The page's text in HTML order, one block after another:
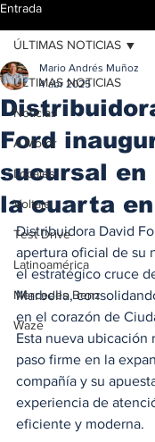
Entrada
ÚLTIMAS NOTICIAS
Noticias
A Motor
Locales
Voltaje
Test Drive
Latinoamérica
Mercedes Benz
Waze
ÚLTIMAS NOTICIAS
Ford
sucursal en
la cuarta
Mario Andrés Muñoz
4 abr 2025
Distribuidora David
apertura oficial de su
el estratégico cruce
Marbella,
en el corazón de
Esta nueva ubicación
paso firme en la
compañía y su
experiencia de
eficiente y moderna.